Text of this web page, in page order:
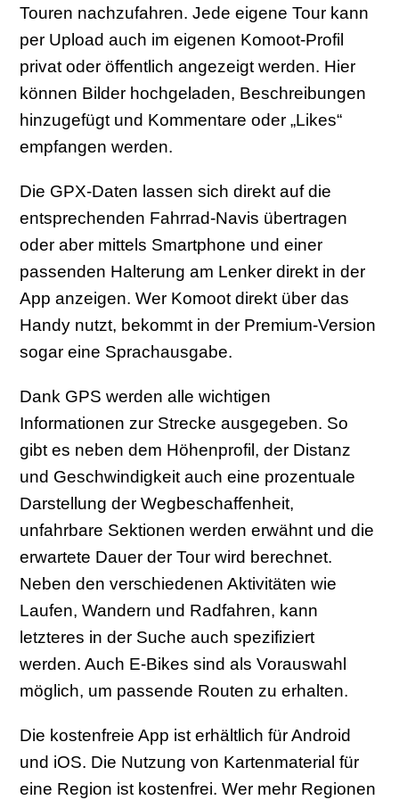
Touren nachzufahren. Jede eigene Tour kann
per Upload auch im eigenen Komoot-Profil
privat oder öffentlich angezeigt werden. Hier
können Bilder hochgeladen, Beschreibungen
hinzugefügt und Kommentare oder „Likes“
empfangen werden.
Die GPX-Daten lassen sich direkt auf die
entsprechenden Fahrrad-Navis übertragen
oder aber mittels Smartphone und einer
passenden Halterung am Lenker direkt in der
App anzeigen. Wer Komoot direkt über das
Handy nutzt, bekommt in der Premium-Version
sogar eine Sprachausgabe.
Dank GPS werden alle wichtigen
Informationen zur Strecke ausgegeben. So
gibt es neben dem Höhenprofil, der Distanz
und Geschwindigkeit auch eine prozentuale
Darstellung der Wegbeschaffenheit,
unfahrbare Sektionen werden erwähnt und die
erwartete Dauer der Tour wird berechnet.
Neben den verschiedenen Aktivitäten wie
Laufen, Wandern und Radfahren, kann
letzteres in der Suche auch spezifiziert
werden. Auch E-Bikes sind als Vorauswahl
möglich, um passende Routen zu erhalten.
Die kostenfreie App ist erhältlich für Android
und iOS. Die Nutzung von Kartenmaterial für
eine Region ist kostenfrei. Wer mehr Regionen